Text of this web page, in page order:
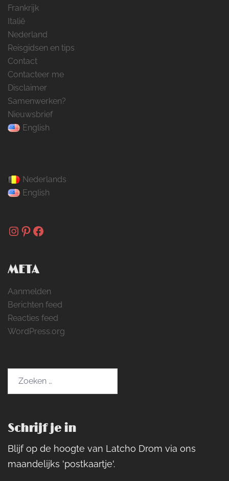
Frankrijk
Italië
Nederland
Reisgidsen en tips
Contact
Contacteer me
Disclaimer
Samenwerken?
Nieuwsbrief
English
Nederlands
English
Instagram
Pinterest
Facebook
META
Aanmelden
Berichten feed
Reacties feed
WordPress.org
Schrijf je in
Blijf op de hoogte van Latcho Drom via ons
maandelijks 'postkaartje'.